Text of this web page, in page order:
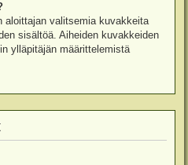
aloittajan valitsemia kuvakkeita
sisältöä. Aiheiden kuvakkeiden
ylläpitäjän määrittelemistä